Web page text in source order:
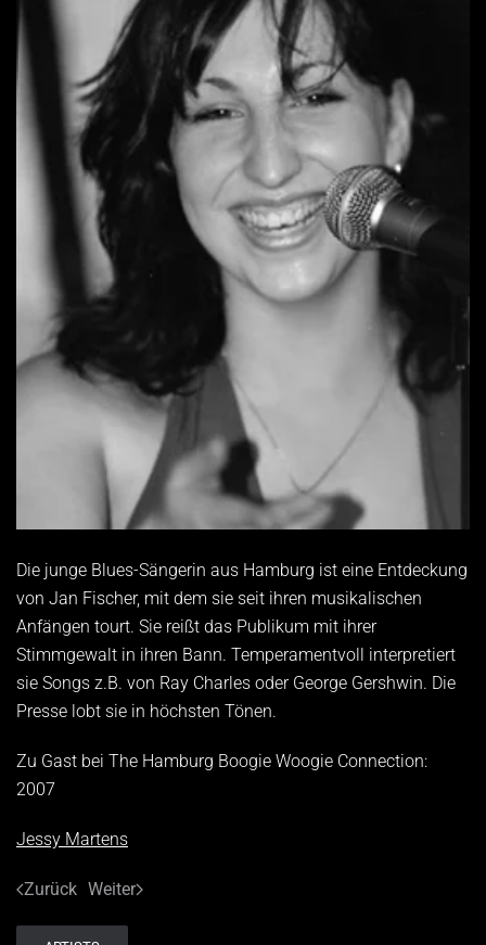
Die junge Blues-Sängerin aus Hamburg ist eine Entdeckung
von Jan Fischer, mit dem sie seit ihren musikalischen
Anfängen tourt. Sie reißt das Publikum mit ihrer
Stimmgewalt in ihren Bann. Temperamentvoll interpretiert
sie Songs z.B. von Ray Charles oder George Gershwin. Die
Presse lobt sie in höchsten Tönen.
Zu Gast bei The Hamburg Boogie Woogie Connection:
2007
Jessy Martens
Zurück Weiter